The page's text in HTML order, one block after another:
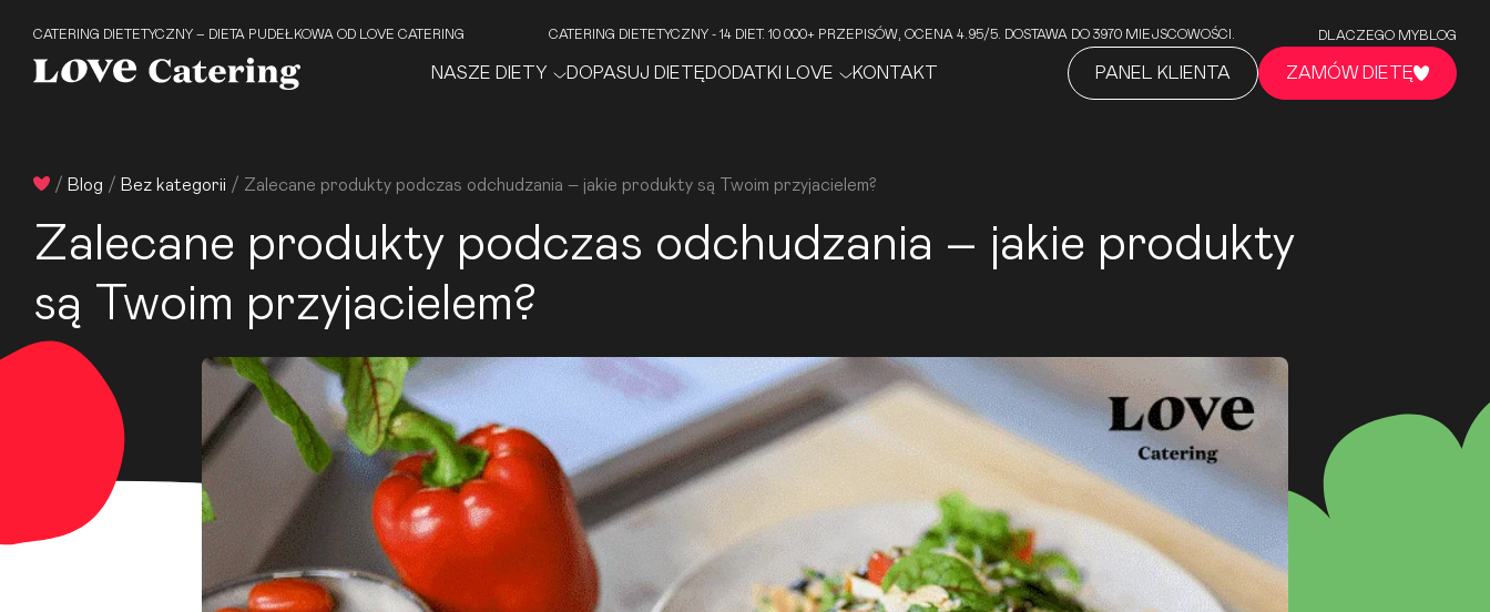
CATERING DIETETYCZNY – DIETA PUDEŁKOWA OD LOVE CATERING CATERING DIETETYCZNY - 14 DIET. 10 000+ PRZEPISÓW, OCENA 4.95/5. DOSTAWA DO 3970 MIEJSCOWOŚCI. DLACZEGO MYBLOG
NASZE DIETY DOPASUJ DIETĘ DODATKI LOVE KONTAKT PANEL KLIENTA ZAMÓW DIETĘ
/ Blog / Bez kategorii / Zalecane produkty podczas odchudzania – jakie produkty są Twoim przyjacielem?
Zalecane produkty podczas odchudzania – jakie produkty
są Twoim przyjacielem?